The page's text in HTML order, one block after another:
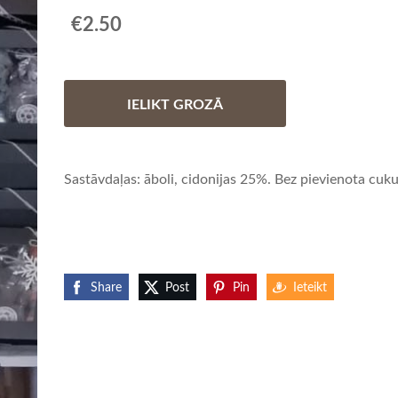
€2.50
IELIKT GROZĀ
Sastāvdaļas: āboli, cidonijas 25%. Bez pievienota
Share Post Pin Ieteikt